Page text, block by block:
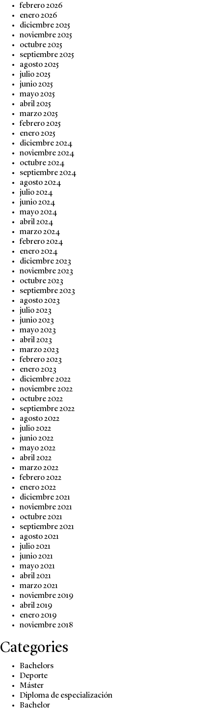
febrero 2026
enero 2026
diciembre 2025
noviembre 2025
octubre 2025
septiembre 2025
agosto 2025
julio 2025
junio 2025
mayo 2025
abril 2025
marzo 2025
febrero 2025
enero 2025
diciembre 2024
noviembre 2024
octubre 2024
septiembre 2024
agosto 2024
julio 2024
junio 2024
mayo 2024
abril 2024
marzo 2024
febrero 2024
enero 2024
diciembre 2023
noviembre 2023
octubre 2023
septiembre 2023
agosto 2023
julio 2023
junio 2023
mayo 2023
abril 2023
marzo 2023
febrero 2023
enero 2023
diciembre 2022
noviembre 2022
octubre 2022
septiembre 2022
agosto 2022
julio 2022
junio 2022
mayo 2022
abril 2022
marzo 2022
febrero 2022
enero 2022
diciembre 2021
noviembre 2021
octubre 2021
septiembre 2021
agosto 2021
julio 2021
junio 2021
mayo 2021
abril 2021
marzo 2021
noviembre 2019
abril 2019
enero 2019
noviembre 2018
Categories
Bachelors
Deporte
Máster
Diploma de especialización
Bachelor